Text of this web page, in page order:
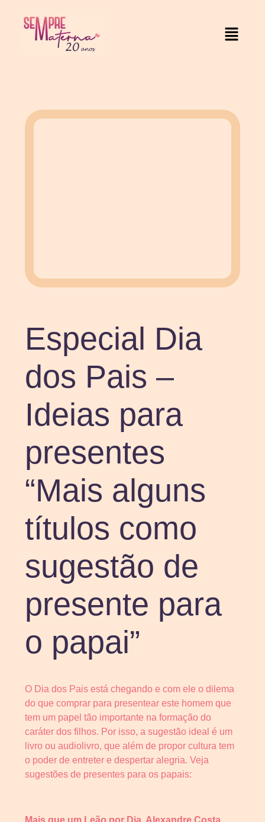
Especial Dia
dos Pais –
Ideias para
presentes
“Mais alguns
títulos como
sugestão de
presente para
o papai”
O Dia dos Pais está chegando e com ele o dilema
do que comprar para presentear este homem que
tem um papel tão importante na formação do
caráter dos filhos. Por isso, a sugestão ideal é um
livro ou audiolivro, que além de propor cultura tem
o poder de entreter e despertar alegria. Veja
sugestões de presentes para os papais:
Mais que um Leão por Dia, Alexandre Costa